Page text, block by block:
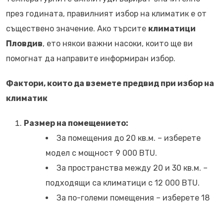
през годината, правилният избор на климатик е от
съществено значение. Ако търсите климатици
Пловдив, ето някои важни насоки, които ще ви
помогнат да направите информиран избор.
Фактори, които да вземете предвид при избор на
климатик
Размер на помещението:
За помещения до 20 кв.м. – изберете
модел с мощност 9 000 BTU.
За пространства между 20 и 30 кв.м. –
подходящи са климатици с 12 000 BTU.
За по-големи помещения – изберете 18